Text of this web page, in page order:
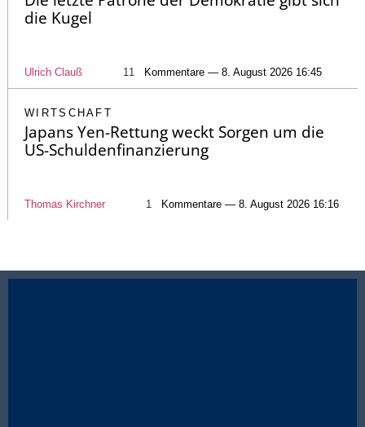
die Kugel
Ulrich Clauß 11 Kommentare — 8. August 2026 16:45
WIRTSCHAFT
Japans Yen-Rettung weckt Sorgen um die
US-Schuldenfinanzierung
Thomas Kirchner 1 Kommentare — 8. August 2026 16:16